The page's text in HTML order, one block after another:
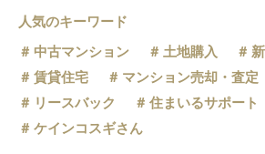
人気のキーワード
中古マンション
土地購入
賃貸住宅
マンション売却・査定
リースバック
住まいるサポート
ケインコスギさん